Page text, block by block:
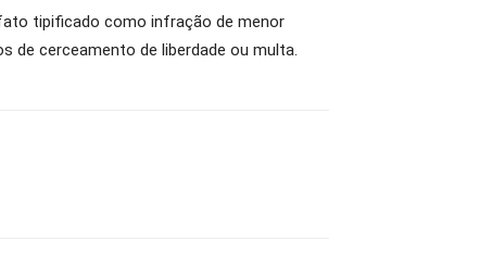
tipificado como infração de menor
de cerceamento de liberdade ou multa.